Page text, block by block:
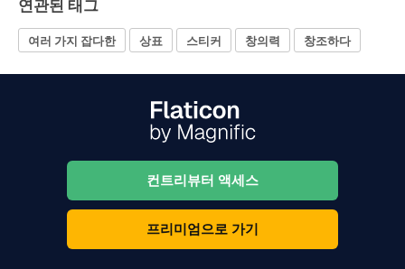
연관된 태그
여러 가지 잡다한 상표 스티커 창의력 창조하다
컨트리뷰터 액세스
프리미엄으로 가기